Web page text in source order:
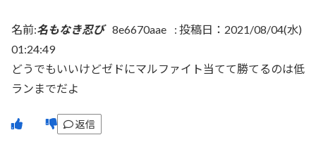
名前:名もなき忍び 8e6670aae : 投稿日：2021/08/04(水)
01:24:49
どうでもいいけどゼドにマルファイト当てて勝てるのは低
ランまでだよ
返信